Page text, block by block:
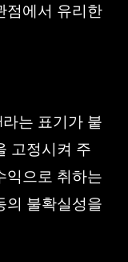
점에서 유리한
는 표기가 붙
고정시켜 주
익으로 취하는
의 불확실성을